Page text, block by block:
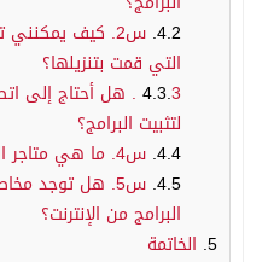
س2. كيف يمكنني
التي قمت بتنزيلها؟
3. هل أحتاج إلى
لتثبيت البرامج؟
س4. ما هي متاجر التطبيقات؟
س5. هل توجد
البرامج من الإنترنت؟
الخاتمة